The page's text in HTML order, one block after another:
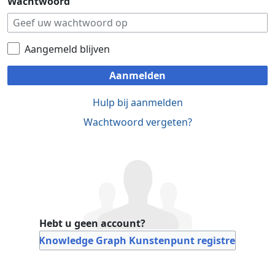
Aangemeld blijven
Aanmelden
Hulp bij aanmelden
Wachtwoord vergeten?
Hebt u geen account?
Bij Knowledge Graph Kunstenpunt registreren